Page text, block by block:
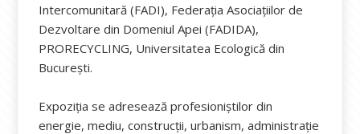
Intercomunitară (FADI), Federația Asociațiilor de
Dezvoltare din Domeniul Apei (FADIDA),
PRORECYCLING, Universitatea Ecologică din
București.
Expoziția se adresează profesioniștilor din
energie, mediu, construcții, urbanism, administrație